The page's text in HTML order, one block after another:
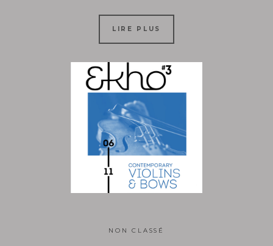
LIRE PLUS
NON CLASSÉ